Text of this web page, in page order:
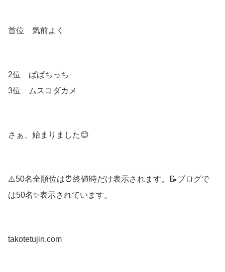
首位 気前よく
2位 ぱぱちっち
3位 ムスコダカメ
さぁ、始まりました😊
⚠️50名全順位は⏰終値時だけ表示されます。📝ブログで
は50名✨表示されています。
takotetujin.com